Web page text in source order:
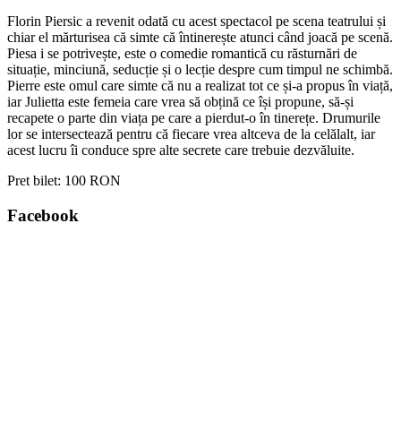
Florin Piersic a revenit odată cu acest spectacol pe scena teatrului și
chiar el mărturisea că simte că întinerește atunci când joacă pe scenă.
Piesa i se potrivește, este o comedie romantică cu răsturnări de
situație, minciună, seducție și o lecție despre cum timpul ne schimbă.
Pierre este omul care simte că nu a realizat tot ce și-a propus în viață,
iar Julietta este femeia care vrea să obțină ce își propune, să-și
recapete o parte din viața pe care a pierdut-o în tinerețe. Drumurile
lor se intersectează pentru că fiecare vrea altceva de la celălalt, iar
acest lucru îi conduce spre alte secrete care trebuie dezvăluite.
Pret bilet: 100 RON
Facebook